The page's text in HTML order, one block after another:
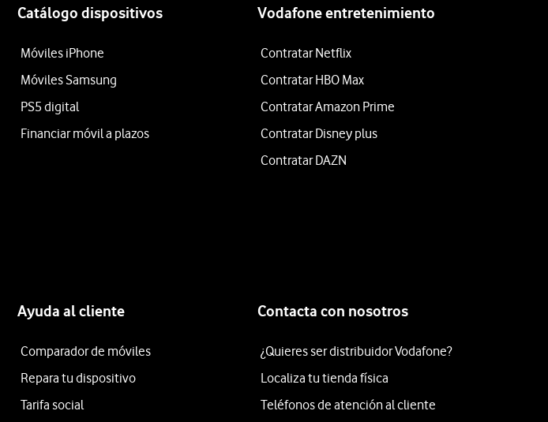
Catálogo dispositivos
Móviles iPhone
Móviles Samsung
PS5 digital
Financiar móvil a plazos
Vodafone entretenimiento
Contratar Netflix
Contratar HBO Max
Contratar Amazon Prime
Contratar Disney plus
Contratar DAZN
Ayuda al cliente
Comparador de móviles
Repara tu dispositivo
Tarifa social
Contacta con nosotros
¿Quieres ser distribuidor Vodafone?
Localiza tu tienda física
Teléfonos de atención al cliente